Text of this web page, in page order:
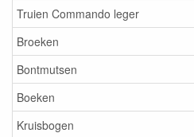
Truien Commando leger
Broeken
Bontmutsen
Boeken
Kruisbogen